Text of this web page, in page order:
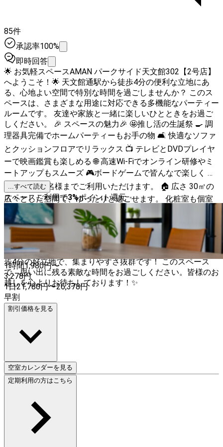
85件
承認率100%
即時回答
🌟 お気軽スペースAMAN パークサイド天文館302【2号店】
へようこそ！🌟 天文館通駅から徒歩4分の便利な立地にあ
る、心地よい空間で特別な時間を過ごしませんか？ このス
ペースは、さまざまな用途に対応できる多機能なパーティー
ルームです。 友達や家族と一緒に楽しいひとときをお過ご
しください。 🎉 スペースの魅力🎉 🤩推し活の生誕祭 🍳 調
理器具完備でホームパーティーもお手の物 🛋️ 快適なソファ
とクッションフロアでリラックス 📺 テレビとDVDプレイヤ
ーで映画鑑賞も楽しめる 🌐 高速Wi-Fiでオンライン研修やミ
ートアップもスムーズ 🎮ボードゲームで皆んなで楽しく 👥
定員 最大14名様までご利用いただけます。 🏠 広さ 30㎡の
広々とした空間で、ゆったりと過ごせます。 化粧室も個室
であります。 🎈 おすすめの利用シーン - 交流会・ミートア
ップで新しい出会いを - 女子会でおしゃべりと美味しい料理
を楽しむ - ワークショップや美容レッスンでスキルアップ -
誕生日会やホームパーティーで特別な日を祝う - オンライン
研修や勉強会で知識を深める 🚶 アクセス 天文館通駅から徒
歩4分の好立地で、集まりやすさ抜群です！ このスペース
で、思い出に残る素敵な時間をお過ごしください。皆様のお
越しを心よりお待ちしております！✨
...すべて読む
スペースご利用で3%ポイント還元
1時間1,980円〜
3,278円
1日21,780円〜26,378円
早割
割引価格を見る
空室カレンダーを見る
定期利用の方はこちら